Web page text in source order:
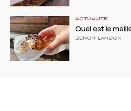
ACTUALITÉ
Quel est le
BENOIT LANDON